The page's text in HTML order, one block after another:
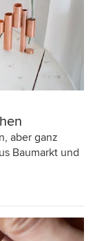
aber ganz
Baumarkt und